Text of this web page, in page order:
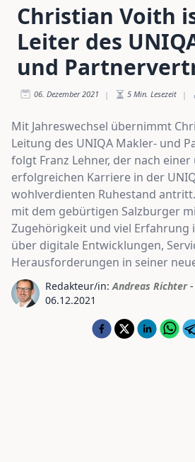
Christian Voith
Leiter des
und
06. Dezember 2021 | 5 Min. Lesezeit |
Mit Jahreswechsel übernimmt
Leitung des UNIQA Makler- und
folgt Franz Lehner, der nach
erfolgreichen Karriere in der
wohlverdienten Ruhestand
mit dem gebürtigen Salzburger
Zugehörigkeit und viel Erfahrung
über digitale Entwicklungen,
Herausforderungen in seiner
Redakteur/in: Andreas Richter
06.12.2021